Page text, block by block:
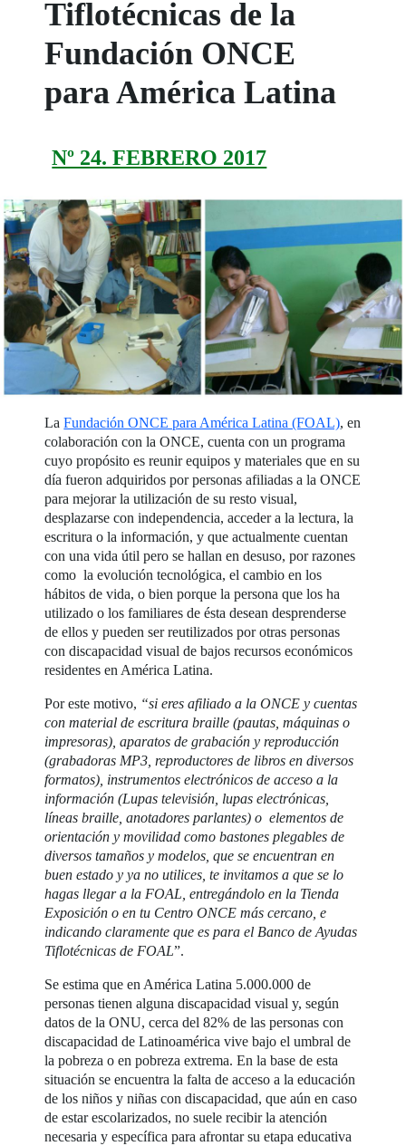
Tiflotécnicas de la
Fundación ONCE
para América Latina
Nº 24. FEBRERO 2017
LaFundación ONCE para América Latina (FOAL), en
colaboración con la ONCE, cuenta con un programa
cuyo propósito es reunir equipos y materiales que en su
día fueron adquiridos por personas afiliadas a la ONCE
para mejorar la utilización de su resto visual,
desplazarse con independencia, acceder a la lectura, la
escritura o la información, y que actualmente cuentan
con una vida útil pero se hallan en desuso, por razones
como la evolución tecnológica, el cambio en los
hábitos de vida, o bien porque la persona que los ha
utilizado o los familiares de ésta desean desprenderse
de ellos y pueden ser reutilizados por otras personas
con discapacidad visual de bajos recursos económicos
residentes en América Latina.
Por este motivo, “si eres afiliado a la ONCE y cuentas
con material de escritura braille (pautas, máquinas o
impresoras), aparatos de grabación y reproducción
(grabadoras MP3, reproductores de libros en diversos
formatos), instrumentos electrónicos de acceso a la
información (Lupas televisión, lupas electrónicas,
líneas braille, anotadores parlantes) o elementos de
orientación y movilidad como bastones plegables de
diversos tamaños y modelos, que se encuentran en
buen estado y ya no utilices, te invitamos a que se lo
hagas llegar a la FOAL, entregándolo en la Tienda
Exposición o en tu Centro ONCE más cercano, e
indicando claramente que es para el Banco de Ayudas
Tiflotécnicas de FOAL”.
Se estima que en América Latina 5.000.000 de
personas tienen alguna discapacidad visual y, según
datos de la ONU, cerca del 82% de las personas con
discapacidad de Latinoamérica vive bajo el umbral de
la pobreza o en pobreza extrema. En la base de esta
situación se encuentra la falta de acceso a la educación
de los niños y niñas con discapacidad, que aún en caso
de estar escolarizados, no suele recibir la atención
necesaria y específica para afrontar su etapa educativa